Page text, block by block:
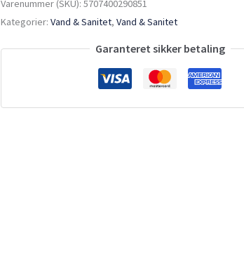
Varenummer (SKU):5707400290851
Kategorier:Vand & Sanitet,Vand & Sanitet
Garanteret sikker betaling